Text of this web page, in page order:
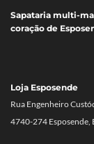
Sapataria multi-
coração de
Loja Esposende
Rua Engenheiro
4740-274 Esposende,